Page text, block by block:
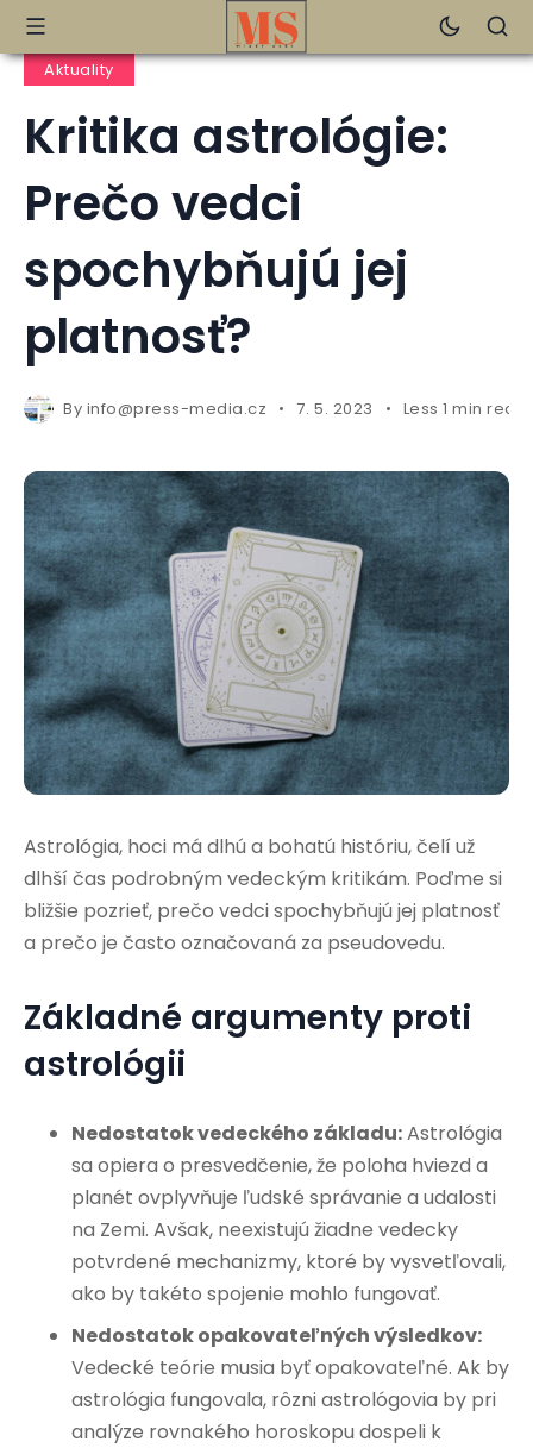
Aktuality
Kritika astrológie:
Prečo vedci
spochybňujú jej
platnosť?
By info@press-media.cz 7. 5. 2023 Less 1 min read
Astrológia, hoci má dlhú a bohatú históriu, čelí už
dlhší čas podrobným vedeckým kritikám. Poďme si
bližšie pozrieť, prečo vedci spochybňujú jej platnosť
a prečo je často označovaná za pseudovedu.
Základné argumenty proti
astrológii
Nedostatok vedeckého základu:Astrológia
sa opiera o presvedčenie, že poloha hviezd a
planét ovplyvňuje ľudské správanie a udalosti
na Zemi. Avšak, neexistujú žiadne vedecky
potvrdené mechanizmy, ktoré by vysvetľovali,
ako by takéto spojenie mohlo fungovať.
Nedostatok opakovateľných výsledkov:
Vedecké teórie musia byť opakovateľné. Ak by
astrológia fungovala, rôzni astrológovia by pri
analýze rovnakého horoskopu dospeli k